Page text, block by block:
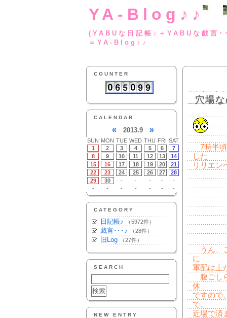
YA-Blog♪♪
(YABUな日記帳♪
＝YA-Blog♪♪
COUNTER
CALENDAR
« 2013.9 »
SUN MON TUE WED THU FRI SAT
1
2 3 4 5 6
7
8
9 10 11 12 13
14
15
16 17 18 19 20
21
22
23 24 25 26 27
28
29
30 - - - -
-
-
- - - - - -
CATEGORY
日記帳♪ （5972件）
戯言･･･♪ （28件）
旧Log （27件）
SEARCH
NEW ENTRY
穴場
7時半頃
した
リリエン
うん、
に
軍配は上
腹ごし
休
ですので
で、
近場で済